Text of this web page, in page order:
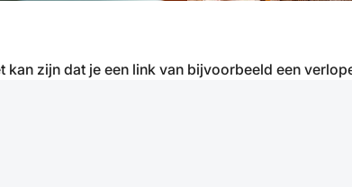
zijn dat je een link van bijvoorbeeld een